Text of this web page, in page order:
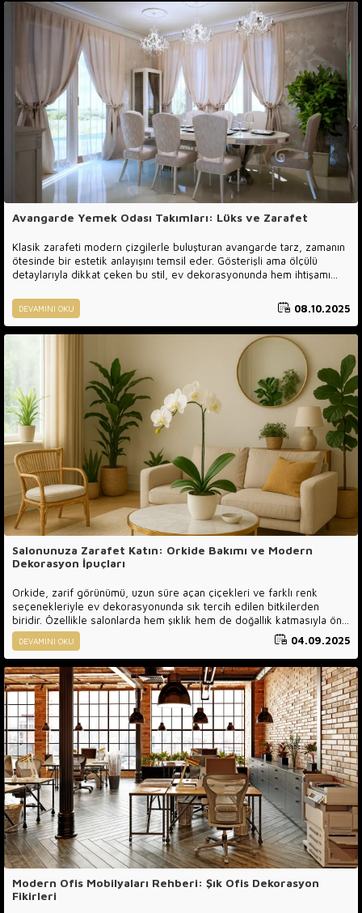
koltuk, yıllarca ilk günkü rahatlığını koruyabilir. Bu rehberde, hem köşe
takımı hem de koltuk takımı seçeneklerini tüm yönleriyle inceleyip,
evinizin stiline ve ihtiyaçlarına en uygun kararı vermenize yardımcı
Avangarde Yemek Odası Takımları: Lüks ve Zarafet
Klasik zarafeti modern çizgilerle buluşturan avangarde tarz, zamanın
ötesinde bir estetik anlayışını temsil eder. Gösterişli ama ölçülü
detaylarıyla dikkat çeken bu stil, ev dekorasyonunda hem ihtişamı
avangarde çizgiyi yeniden yorumlayarak sadece bir yemek odası
değil, aynı zamanda bir yaşam deneyimi sunar. Her parça; el işçiliği,
yüksek kaliteli malzemeler ve ince tasarım dokunuşlarının birleşimiyle
DEVAMINI OKU 08.10.2025
Salonunuza Zarafet Katın: Orkide Bakımı ve Modern
Dekorasyon İpuçları
Orkide, zarif görünümü, uzun süre açan çiçekleri ve farklı renk
seçenekleriyle ev dekorasyonunda sık tercih edilen bitkilerden
biridir. Özellikle salonlarda hem şıklık hem de doğallık katmasıyla öne
çıkar. Orkidenin dekoratif değeri, yalnızca çiçeklerinin estetik
görünümünden değil, aynı zamanda bulunduğu ortama kattığı huzurlu
atmosferden de gelir. Beyaz, pembe ya da mor orkide çeşitleri,
salonunuzun havasını bambaşka bir noktaya taşıyarak mobilyalarla
uyum içinde bir bütünlük sağlar.
DEVAMINI OKU 04.09.2025
Modern Ofis Mobilyaları Rehberi: Şık Ofis Dekorasyon
Fikirleri